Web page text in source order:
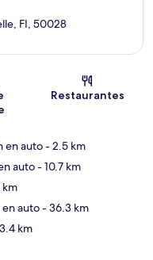
del mapa
FI, 50028
Restaurantes
en auto- 2.5 km
auto- 10.7 km
km
en auto- 36.3 km
km